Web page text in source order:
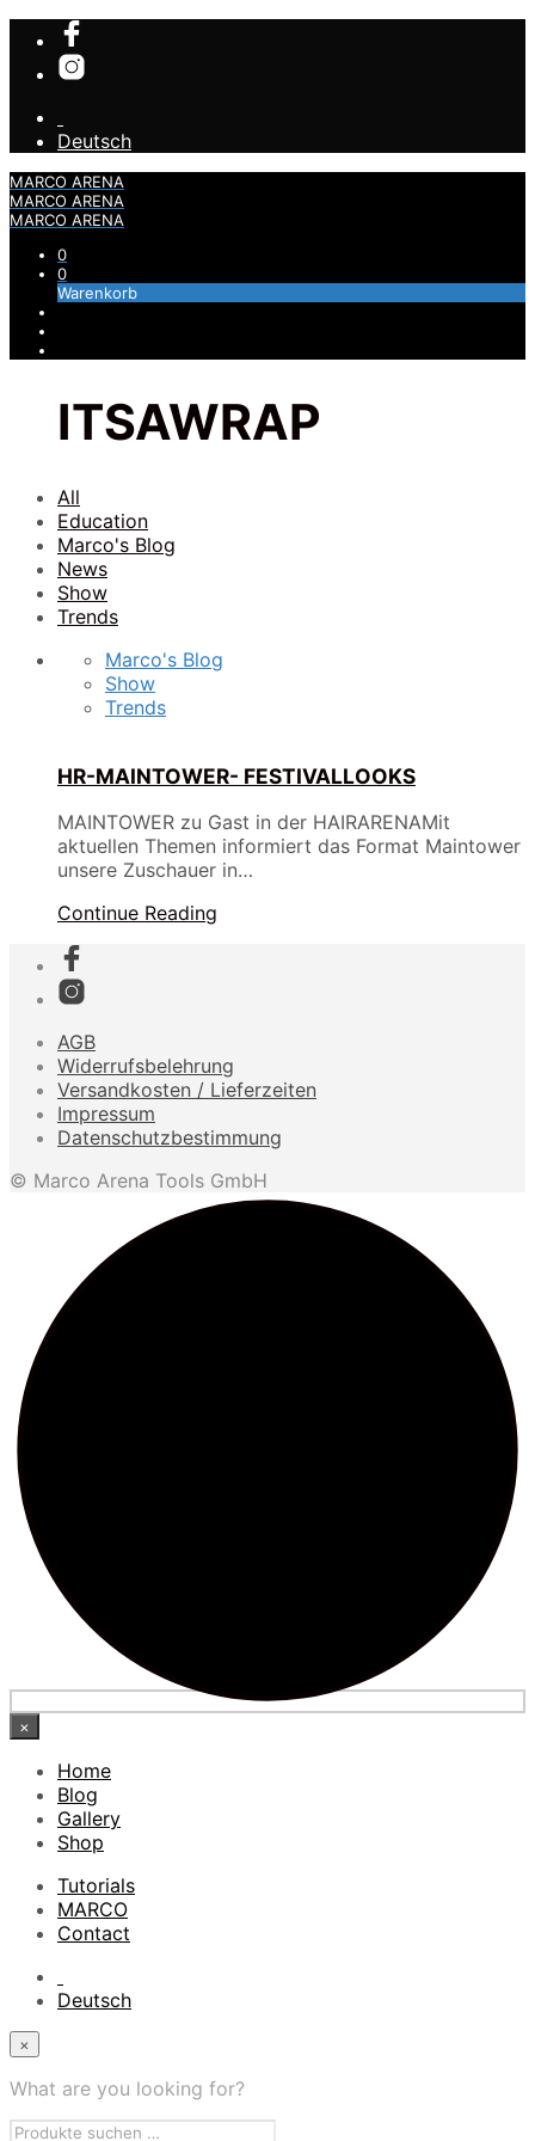
Deutsch
MARCO ARENA
MARCO ARENA
MARCO ARENA
0
0
Warenkorb
ITSAWRAP
All
Education
Marco's Blog
News
Show
Trends
Marco's Blog
Show
Trends
HR-MAINTOWER- FESTIVALLOOKS
MAINTOWER zu Gast in der HAIRARENAMit
aktuellen Themen informiert das Format Maintower
unsere Zuschauer in…
Continue Reading
AGB
Widerrufsbelehrung
Versandkosten / Lieferzeiten
Impressum
Datenschutzbestimmung
© Marco Arena Tools GmbH
×
Home
Blog
Gallery
Shop
Tutorials
MARCO
Contact
Deutsch
×
What are you looking for?